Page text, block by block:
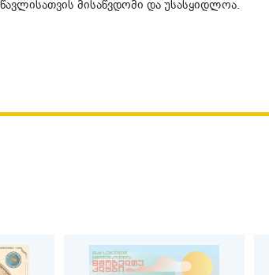
მისაწვდომი და უსასყიდლოა.